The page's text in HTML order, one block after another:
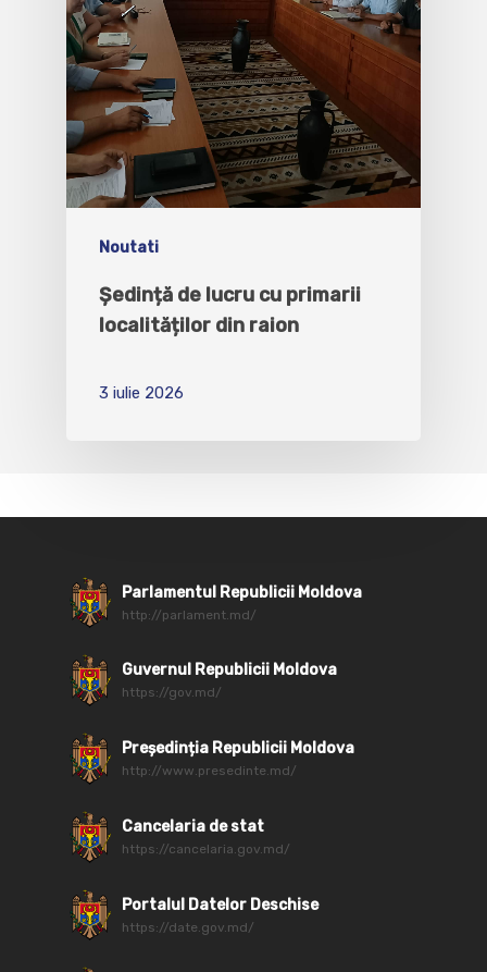
Noutati
Ședință de lucru cu primarii
localităților din raion
3 iulie 2026
Parlamentul Republicii Moldova
http://parlament.md/
Guvernul Republicii Moldova
https://gov.md/
Președinția Republicii Moldova
http://www.presedinte.md/
Cancelaria de stat
https://cancelaria.gov.md/
Portalul Datelor Deschise
https://date.gov.md/